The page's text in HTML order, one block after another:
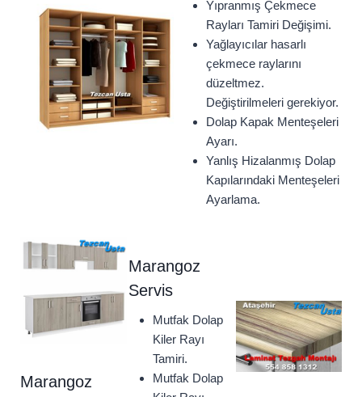
Yıpranmış Çekmece
Rayları Tamiri Değişimi.
Yağlayıcılar hasarlı
çekmece raylarını
düzeltmez.
Değiştirilmeleri gerekiyor.
Dolap Kapak Menteşeleri
Ayarı.
Yanlış Hizalanmış Dolap
Kapılarındaki Menteşeleri
Ayarlama.
Marangoz
Marangoz
Servis
Mutfak Dolap
Kiler Rayı
Tamiri.
Mutfak Dolap